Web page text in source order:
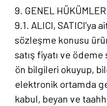
9. GENEL HÜKÜMLER
9.1. ALICI, SATICI’ya
sözleşme konusu
satış fiyatı ve
ön bilgileri okuyup,
elektronik ortamda
kabul, beyan ve